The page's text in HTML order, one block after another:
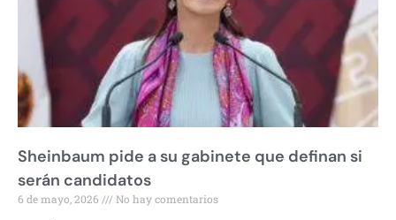
Sheinbaum pide a su gabinete que definan si
serán candidatos
6 de mayo, 2026 No hay comentarios